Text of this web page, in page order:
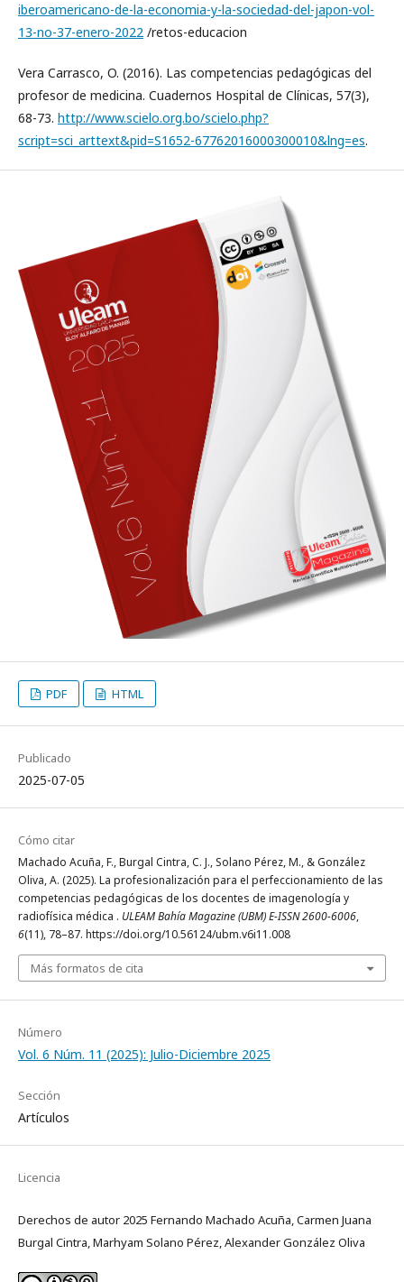
iberoamericano-de-la-economia-y-la-sociedad-del-japon-vol-
13-no-37-enero-2022 /retos-educacion
Vera Carrasco, O. (2016). Las competencias pedagógicas del
profesor de medicina. Cuadernos Hospital de Clínicas, 57(3),
68-73. http://www.scielo.org.bo/scielo.php?
script=sci_arttext&pid=S1652-67762016000300010&lng=es.
PDF HTML
Publicado
2025-07-05
Cómo citar
Machado Acuña, F., Burgal Cintra, C. J., Solano Pérez, M., & González
Oliva, A. (2025). La profesionalización para el perfeccionamiento de las
competencias pedagógicas de los docentes de imagenología y
radiofísica médica . ULEAM Bahía Magazine (UBM) E-ISSN 2600-6006,
6(11), 78–87. https://doi.org/10.56124/ubm.v6i11.008
Más formatos de cita
Número
Vol. 6 Núm. 11 (2025): Julio-Diciembre 2025
Sección
Artículos
Licencia
Derechos de autor 2025 Fernando Machado Acuña, Carmen Juana
Burgal Cintra, Marhyam Solano Pérez, Alexander González Oliva